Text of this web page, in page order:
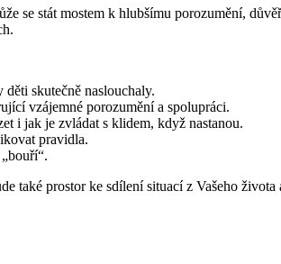
se stát mostem k hlubšímu porozumění,
skutečně naslouchaly.
vzájemné porozumění a spolupráci.
i jak je zvládat s klidem, když nastanou.
pravidla.
také prostor ke sdílení situací z Vašeho života